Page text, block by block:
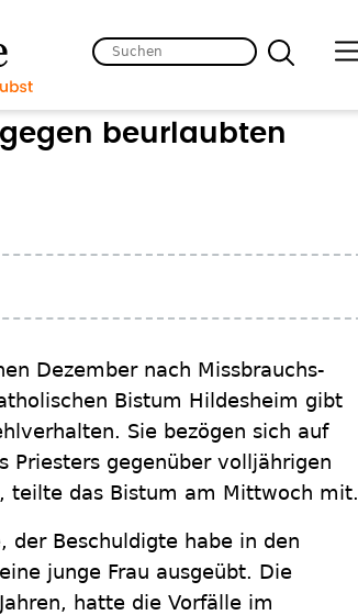
beurlaubten
Dezember nach Missbrauchs-
Bistum Hildesheim gibt
Sie bezögen sich auf
Priesters gegenüber volljährigen
teilte das Bistum am Mittwoch mit.
der Beschuldigte habe in den
junge Frau ausgeübt. Die
hatte die Vorfälle im